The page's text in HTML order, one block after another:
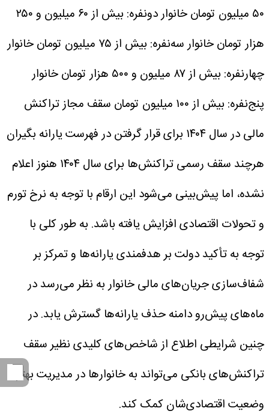
۵۰ میلیون تومان
خانوار دونفره: بیش از ۶۰ میلیون و ۲۵۰
هزار تومانخانوار سه‌نفره: بیش از ۷۵ میلیون تومان
خانوار
چهارنفره: بیش از ۸۷ میلیون و ۵۰۰ هزار تومان
خانوار
پنج‌نفره: بیش از ۱۰۰ میلیون تومان
سقف مجاز تراکنش
مالی در سال ۱۴۰۴ برای قرار گرفتن در فهرست یارانه بگیران
هرچند سقف رسمی تراکنش‌ها برای سال ۱۴۰۴ هنوز اعلام
نشده، اما پیش‌بینی می‌شود این ارقام با توجه به نرخ تورم
و تحولات اقتصادی افزایش یافته باشد. به طور کلی با
توجه به تأکید دولت بر هدفمندی یارانه‌ها و تمرکز بر
شفاف‌سازی جریان‌های مالی خانوار به نظر می‌رسد در
ماه‌های پیش‌رو دامنه حذف یارانه‌ها گسترش یابد. در
چنین شرایطی اطلاع از شاخص‌های کلیدی نظیر سقف
تراکنش‌های بانکی می‌تواند به خانوارها در مدیریت بهتر
وضعیت اقتصادی‌شان کمک کند.